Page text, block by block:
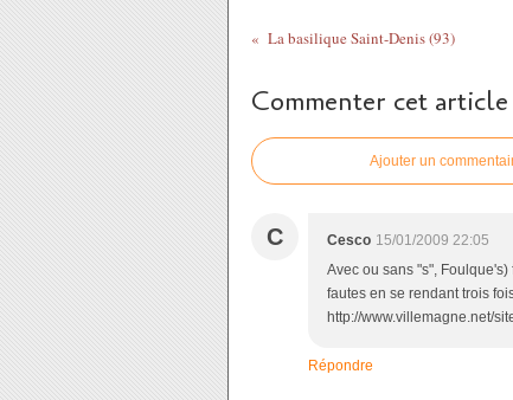
La basilique Saint-Denis (93)
Commenter cet article
Ajouter un
C Cesco 15/01/2009 22:05
Avec ou sans "s",
fautes en se rendant trois
http://www.villemagne.net/
Répondre